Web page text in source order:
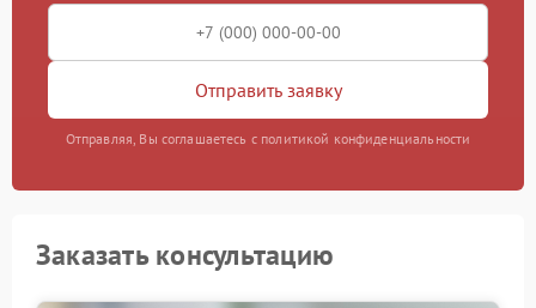
Отправить заявку
Отправляя, Вы соглашаетесь с политикой конфиденциальности
Заказать консультацию